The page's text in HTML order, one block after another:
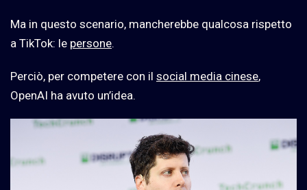
Ma in questo scenario, mancherebbe qualcosa rispetto
a TikTok: le persone.
Perciò, per competere con il social media cinese,
OpenAI ha avuto un’idea.